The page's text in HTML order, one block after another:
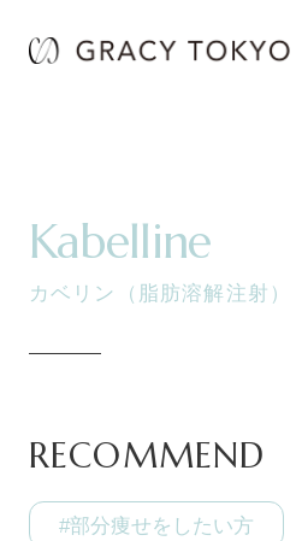
Kabelline
カベリン（脂肪溶解注射）
RECOMMEND
#部分痩せをしたい方